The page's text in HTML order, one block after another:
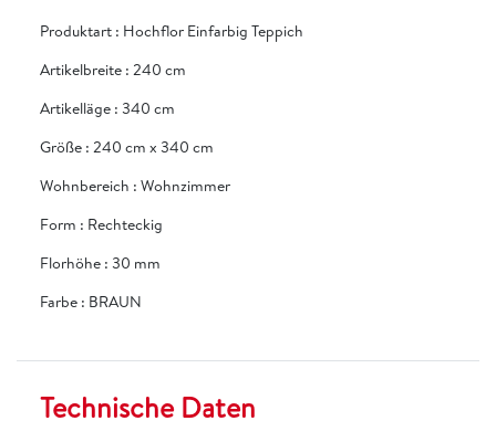
Produktart : Hochflor Einfarbig Teppich
Artikelbreite : 240 cm
Artikelläge : 340 cm
Größe : 240 cm x 340 cm
Wohnbereich : Wohnzimmer
Form : Rechteckig
Florhöhe : 30 mm
Farbe : BRAUN
Technische Daten